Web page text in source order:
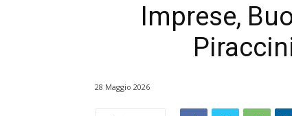
Imprese,
28 Maggio 2026